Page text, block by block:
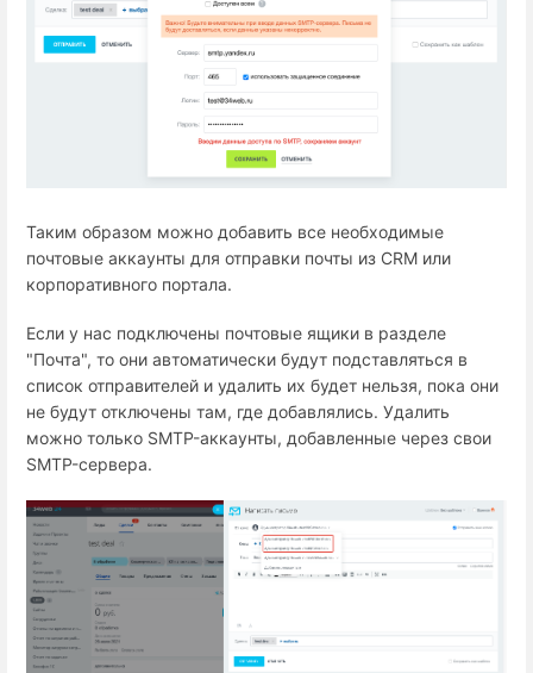
Таким образом можно добавить все необходимые
почтовые аккаунты для отправки почты из CRM или
корпоративного портала.
Если у нас подключены почтовые ящики в разделе
"Почта", то они автоматически будут подставляться в
список отправителей и удалить их будет нельзя, пока они
не будут отключены там, где добавлялись. Удалить
можно только SMTP-аккаунты, добавленные через свои
SMTP-сервера.